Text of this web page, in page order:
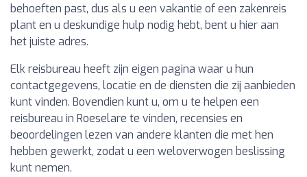
behoeften past, dus als u een vakantie of een zakenreis
plant en u deskundige hulp nodig hebt, bent u hier aan
het juiste adres.
Elk reisbureau heeft zijn eigen pagina waar u hun
contactgegevens, locatie en de diensten die zij aanbieden
kunt vinden. Bovendien kunt u, om u te helpen een
reisbureau in Roeselare te vinden, recensies en
beoordelingen lezen van andere klanten die met hen
hebben gewerkt, zodat u een weloverwogen beslissing
kunt nemen.